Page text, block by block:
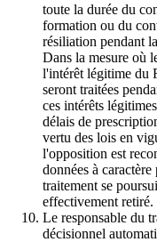
toute la durée du
formation ou du
résiliation pendant
Dans la mesure où
l'intérêt légitime du
seront traitées
ces intérêts
délais de
vertu des lois en
l'opposition est
données à
traitement se
effectivement retiré.
Le responsable du
décisionnel